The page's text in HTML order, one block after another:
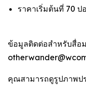
ราคาเริ่มต้นที่ 70
ข้อมูลติดต่อสำหรับสื่อ
คุณสามารถดูรูปภาพป